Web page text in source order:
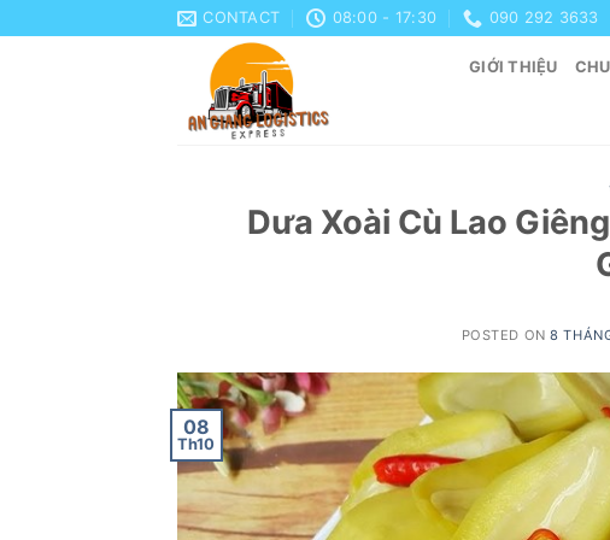
to
CONTACT 08:00 - 17:30 090 292 3633
GIỚI THIỆU
Dưa Xoài Cù Lao
POSTED ON8
08
Th10